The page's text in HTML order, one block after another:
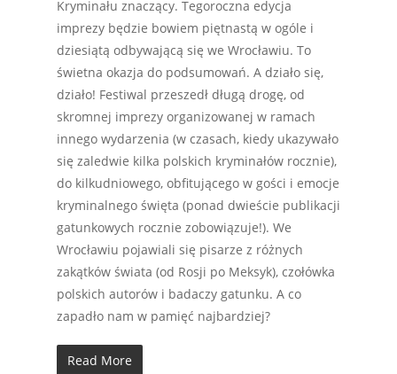
Kryminału znaczący. Tegoroczna edycja
imprezy będzie bowiem piętnastą w ogóle i
dziesiątą odbywającą się we Wrocławiu. To
świetna okazja do podsumowań. A działo się,
działo! Festiwal przeszedł długą drogę, od
skromnej imprezy organizowanej w ramach
innego wydarzenia (w czasach, kiedy ukazywało
się zaledwie kilka polskich kryminałów rocznie),
do kilkudniowego, obfitującego w gości i emocje
kryminalnego święta (ponad dwieście publikacji
gatunkowych rocznie zobowiązuje!). We
Wrocławiu pojawiali się pisarze z różnych
zakątków świata (od Rosji po Meksyk), czołówka
polskich autorów i badaczy gatunku. A co
zapadło nam w pamięć najbardziej?
Read More